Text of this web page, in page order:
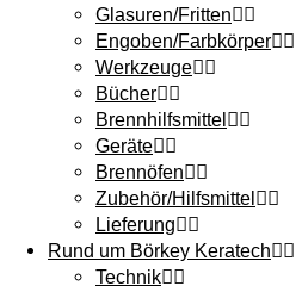
Glasuren/Fritten
Engoben/Farbkörper
Werkzeuge
Bücher
Brennhilfsmittel
Geräte
Brennöfen
Zubehör/Hilfsmittel
Lieferung
Rund um Börkey Keratech
Technik